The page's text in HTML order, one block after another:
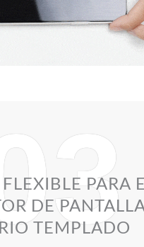
PARA
DE
TEMPLADO